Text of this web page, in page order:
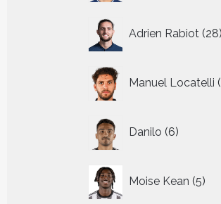
Adrien Rabiot 28
Manuel Locatelli
Danilo 6
Moise Kean 5